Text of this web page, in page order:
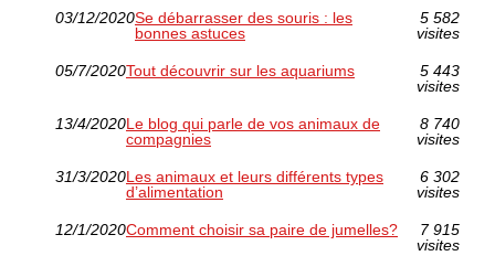
03/12/2020Se débarrasser des souris : les
bonnes astuces
5 582
visites
05/7/2020Tout découvrir sur les aquariums
5 443
visites
13/4/2020Le blog qui parle de vos animaux de
compagnies
8 740
visites
31/3/2020Les animaux et leurs différents types
d’alimentation
6 302
visites
12/1/2020Comment choisir sa paire de jumelles?
7 915
visites